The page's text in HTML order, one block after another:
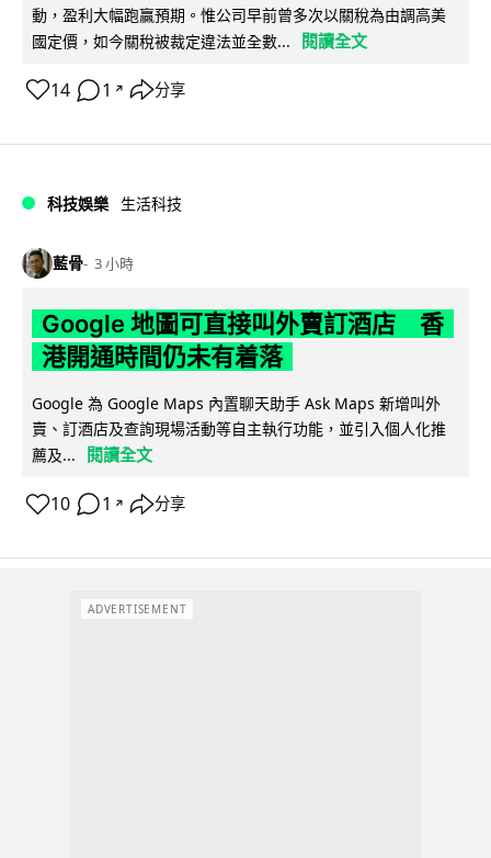
動，盈利大幅跑贏預期。惟公司早前曾多次以關稅為由調高美
國定價，如今關稅被裁定違法並全數...
閱讀全文
14 1 ↗ 分享
科技娛樂 生活科技
藍骨 3 小時
Google 地圖可直接叫外賣訂酒店 香
港開通時間仍未有着落
Google 為 Google Maps 內置聊天助手 Ask Maps 新增叫外
賣、訂酒店及查詢現場活動等自主執行功能，並引入個人化推
薦及...
閱讀全文
10 1 ↗ 分享
ADVERTISEMENT